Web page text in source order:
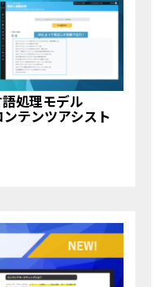
処理モデル
テンツアシスト